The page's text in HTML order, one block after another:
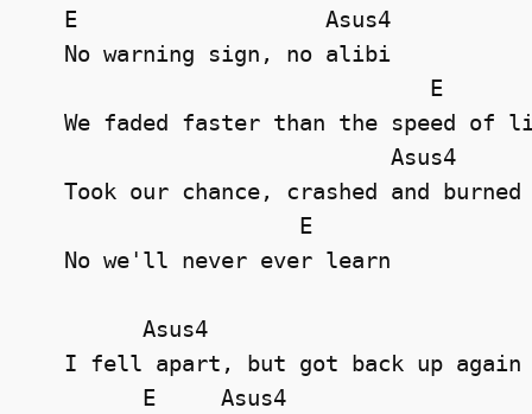
   E                   Asus4
   No warning sign, no alibi
                               E
We faded faster than the speed of
                            Asus4
   Took our chance, crashed and burned
                     E
   No we'll never ever learn
         Asus4
   I fell apart, but got back up again
         E     Asus4